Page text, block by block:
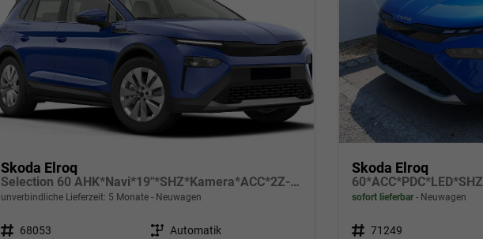
Skoda Elroq
Selection 60 AHK*Navi*19"*SHZ*Kamera*ACC*2Z-Klimaauto*LED
unverbindliche Lieferzeit: 5 Monate Neuwagen
Fahrzeugnr. 68053 Getriebe Automatik
Skoda Elroq
sofort lieferbar Neuwagen
Fahrzeugnr. 71249